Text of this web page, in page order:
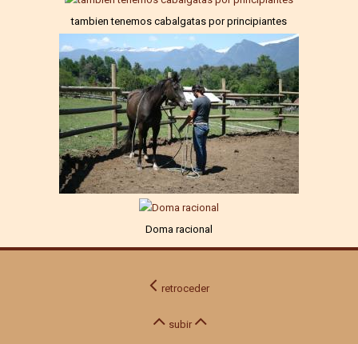
tambien tenemos cabalgatas por principiantes
Doma racional
retroceder
subir